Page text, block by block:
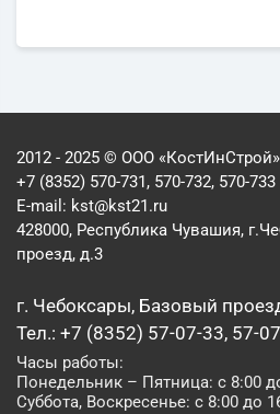
2012 - 2025 © ООО «КостИнСтрой»
+7 (8352) 570-731, 570-732, 570-733
E-mail: kst@kst21.ru
428000, Республика Чувашия,
проезд, д.3
г. Чебоксары, Базовый
Тел.: +7 (8352) 57-07-33, 57-
Часы работы:
Понедельник – Пятница: с 8:00
Суббота, Воскресенье: с 8:00 до